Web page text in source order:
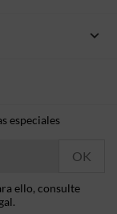

especiales
ello, consulte